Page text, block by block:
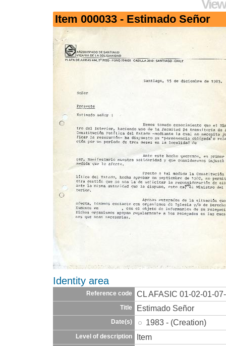
Item 000033 - Estimado Señor
Identity area
Reference code CL AFASIC 01-02-01-
Title Estimado Señor
Date(s) 1983 - (Creation)
Level of description Item